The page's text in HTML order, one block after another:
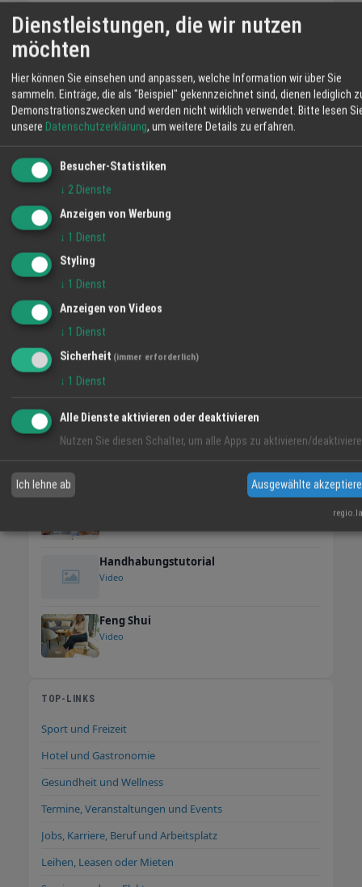
SA
34° / 18°
SO
37° / 18°
MO
36° / 20°
VIDEO-TIPP
Interview mit Tanya Schindelin
Handhabungstutorial
Video
Feng Shui
Video
TOP-LINKS
Sport und Freizeit
Hotel und Gastronomie
Gesundheit und Wellness
Termine, Veranstaltungen und Events
Jobs, Karriere, Beruf und Arbeitsplatz
Leihen, Leasen oder Mieten
Dienstleistungen, die wir nutzen
möchten
Hier können Sie einsehen und anpassen, welche Information wir über Sie
sammeln. Einträge, die als "Beispiel" gekennzeichnet sind, dienen lediglich
Demonstrationszwecken und werden nicht wirklich verwendet. Bitte lesen
unsere Datenschutzerklärung, um weitere Details zu erfahren.
Besucher-Statistiken
↓ 2 Dienste
Anzeigen von Werbung
↓ 1 Dienst
Styling
↓ 1 Dienst
Anzeigen von Videos
↓ 1 Dienst
Sicherheit (immer erforderlich)
↓ 1 Dienst
Alle Dienste aktivieren oder deaktivieren
Nutzen Sie diesen Schalter, um alle Apps zu aktivieren/
Ich lehne ab Ausgewählte